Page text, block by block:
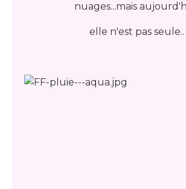
nuages...mais
elle n'est pas seule..